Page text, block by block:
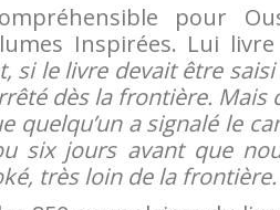
pour
Inspirées. Lui
si le livre devait être
dès la frontière. Mais
quelqu’un a signalé le
six jours avant que
très loin de la frontière.